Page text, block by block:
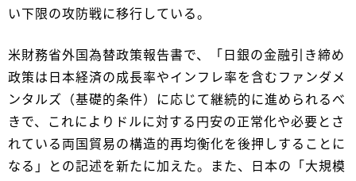
い下限の攻防戦に移行している。
米財務省外国為替政策報告書で、「日銀の金融引き締め
政策は日本経済の成長率やインフレ率を含むファンダメ
ンタルズ（基礎的条件）に応じて継続的に進められるべ
きで、これによりドルに対する円安の正常化や必要とさ
れている両国貿易の構造的再均衡化を後押しすることに
なる」との記述を新たに加えた。また、日本の「大規模